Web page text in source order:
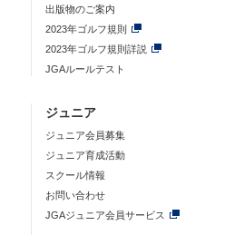
出版物のご案内
2023年ゴルフ規則
2023年ゴルフ規則詳説
JGAルールテスト
ジュニア
ジュニア会員募集
ジュニア育成活動
スクール情報
お問い合わせ
JGAジュニア会員サービス